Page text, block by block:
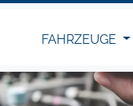
FAHRZEUGE